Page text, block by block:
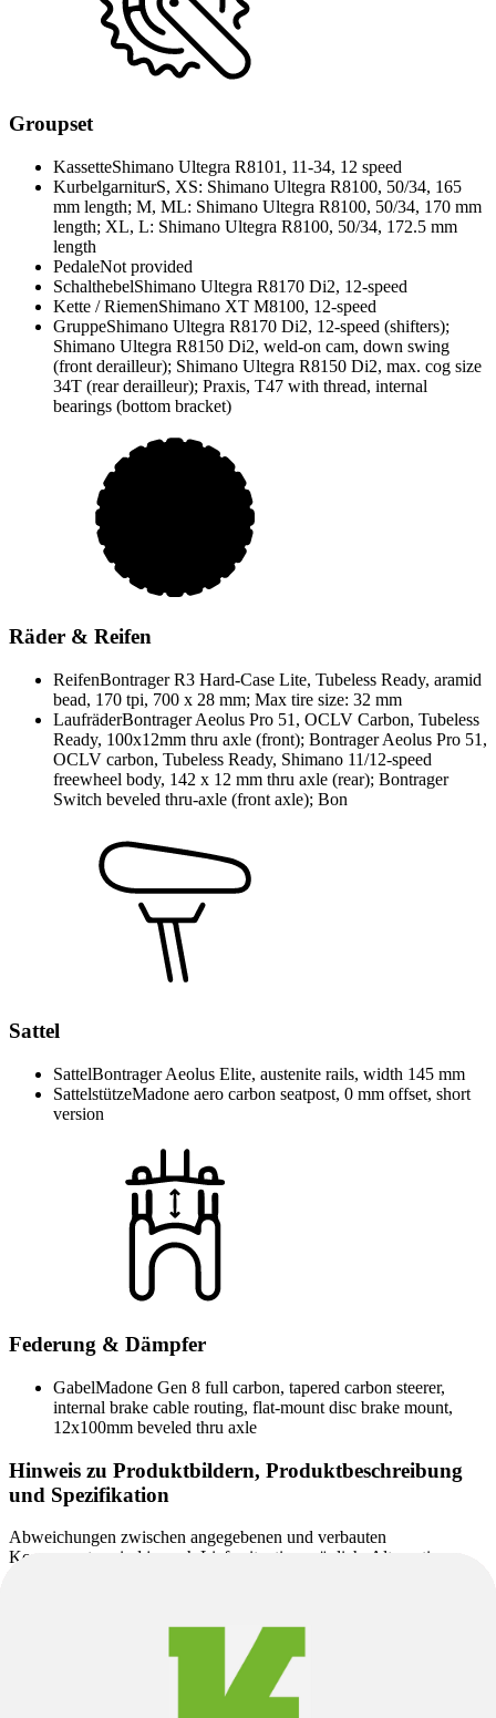
Groupset
KassetteShimano Ultegra R8101, 11-34, 12 speed
KurbelgarniturS, XS: Shimano Ultegra R8100, 50/34, 165
mm length; M, ML: Shimano Ultegra R8100, 50/34, 170 mm
length; XL, L: Shimano Ultegra R8100, 50/34, 172.5 mm
length
PedaleNot provided
SchalthebelShimano Ultegra R8170 Di2, 12-speed
Kette / RiemenShimano XT M8100, 12-speed
GruppeShimano Ultegra R8170 Di2, 12-speed (shifters);
Shimano Ultegra R8150 Di2, weld-on cam, down swing
(front derailleur); Shimano Ultegra R8150 Di2, max. cog size
34T (rear derailleur); Praxis, T47 with thread, internal
bearings (bottom bracket)
Räder & Reifen
ReifenBontrager R3 Hard-Case Lite, Tubeless Ready, aramid
bead, 170 tpi, 700 x 28 mm; Max tire size: 32 mm
LaufräderBontrager Aeolus Pro 51, OCLV Carbon, Tubeless
Ready, 100x12mm thru axle (front); Bontrager Aeolus Pro 51,
OCLV carbon, Tubeless Ready, Shimano 11/12-speed
freewheel body, 142 x 12 mm thru axle (rear); Bontrager
Switch beveled thru-axle (front axle); Bon
Sattel
SattelBontrager Aeolus Elite, austenite rails, width 145 mm
SattelstützeMadone aero carbon seatpost, 0 mm offset, short
version
Federung & Dämpfer
GabelMadone Gen 8 full carbon, tapered carbon steerer,
internal brake cable routing, flat-mount disc brake mount,
12x100mm beveled thru axle
Hinweis zu Produktbildern, Produktbeschreibung
und Spezifikation
Abweichungen zwischen angegebenen und verbauten
Komponenten sind je nach Liefersituation möglich. Alternativ
Auf den Produktseiten verwendete Abbildungen können teilweise
Beispielbilder sein und von der tatsächlichen Ausstattung
abweichen. Maßgeblich für den Lieferumfang und die konkrete
Produktausführung sind ausschließlich die angegebenen